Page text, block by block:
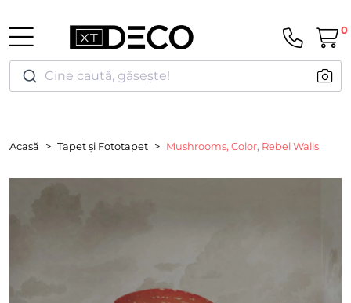
Cine caută, găsește!
0
Acasă Tapet și Fototapet Mushrooms, Color, Rebel Walls